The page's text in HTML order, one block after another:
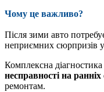
Чому це важливо?
Після зими авто
неприємних сюрпризів у
Комплексна
несправності на ранніх
ремонтам.